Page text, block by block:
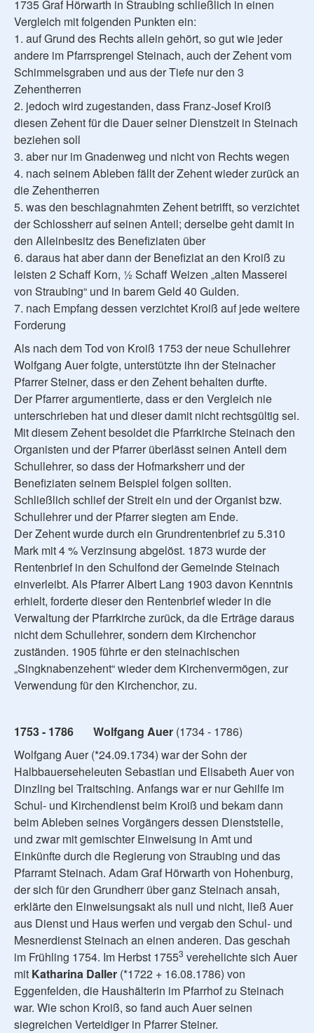
1735 Graf Hörwarth in Straubing schließlich in einen
Vergleich mit folgenden Punkten ein:
1. auf Grund des Rechts allein gehört, so gut wie jeder
andere im Pfarrsprengel Steinach, auch der Zehent vom
Schimmelsgraben und aus der Tiefe nur den 3
Zehentherren
2. jedoch wird zugestanden, dass Franz-Josef Kroiß
diesen Zehent für die Dauer seiner Dienstzeit in Steinach
beziehen soll
3. aber nur im Gnadenweg und nicht von Rechts wegen
4. nach seinem Ableben fällt der Zehent wieder zurück an
die Zehentherren
5. was den beschlagnahmten Zehent betrifft, so verzichtet
der Schlossherr auf seinen Anteil; derselbe geht damit in
den Alleinbesitz des Benefiziaten über
6. daraus hat aber dann der Benefiziat an den Kroiß zu
leisten 2 Schaff Korn, ½ Schaff Weizen „alten Masserei
von Straubing“ und in barem Geld 40 Gulden.
7. nach Empfang dessen verzichtet Kroiß auf jede weitere
Forderung
Als nach dem Tod von Kroiß 1753 der neue Schullehrer
Wolfgang Auer folgte, unterstützte ihn der Steinacher
Pfarrer Steiner, dass er den Zehent behalten durfte.
Der Pfarrer argumentierte, dass er den Vergleich nie
unterschrieben hat und dieser damit nicht rechtsgültig sei.
Mit diesem Zehent besoldet die Pfarrkirche Steinach den
Organisten und der Pfarrer überlässt seinen Anteil dem
Schullehrer, so dass der Hofmarksherr und der
Benefiziaten seinem Beispiel folgen sollten.
Schließlich schlief der Streit ein und der Organist bzw.
Schullehrer und der Pfarrer siegten am Ende.
Der Zehent wurde durch ein Grundrentenbrief zu 5.310
Mark mit 4 % Verzinsung abgelöst. 1873 wurde der
Rentenbrief in den Schulfond der Gemeinde Steinach
einverleibt. Als Pfarrer Albert Lang 1903 davon Kenntnis
erhielt, forderte dieser den Rentenbrief wieder in die
Verwaltung der Pfarrkirche zurück, da die Erträge daraus
nicht dem Schullehrer, sondern dem Kirchenchor
zuständen. 1905 führte er den steinachischen
„Singknabenzehent“ wieder dem Kirchenvermögen, zur
Verwendung für den Kirchenchor, zu.
1753 - 1786 Wolfgang Auer (1734 - 1786)
Wolfgang Auer (*24.09.1734) war der Sohn der
Halbbauerseheleuten Sebastian und Elisabeth Auer von
Dinzling bei Traitsching. Anfangs war er nur Gehilfe im
Schul- und Kirchendienst beim Kroiß und bekam dann
beim Ableben seines Vorgängers dessen Dienststelle,
und zwar mit gemischter Einweisung in Amt und
Einkünfte durch die Regierung von Straubing und das
Pfarramt Steinach. Adam Graf Hörwarth von Hohenburg,
der sich für den Grundherr über ganz Steinach ansah,
erklärte den Einweisungsakt als null und nicht, ließ Auer
aus Dienst und Haus werfen und vergab den Schul- und
Mesnerdienst Steinach an einen anderen. Das geschah
im Frühling 1754. Im Herbst 17553 verehelichte sich Auer
mit Katharina Daller (*1722 + 16.08.1786) von
Eggenfelden, die Haushälterin im Pfarrhof zu Steinach
war. Wie schon Kroiß, so fand auch Auer seinen
siegreichen Verteidiger in Pfarrer Steiner.